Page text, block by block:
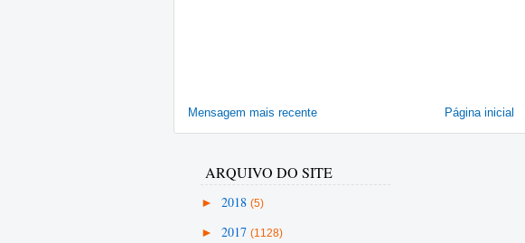
Mensagem mais recente Página inicial
ARQUIVO DO SITE
► 2018 (5)
► 2017 (1128)